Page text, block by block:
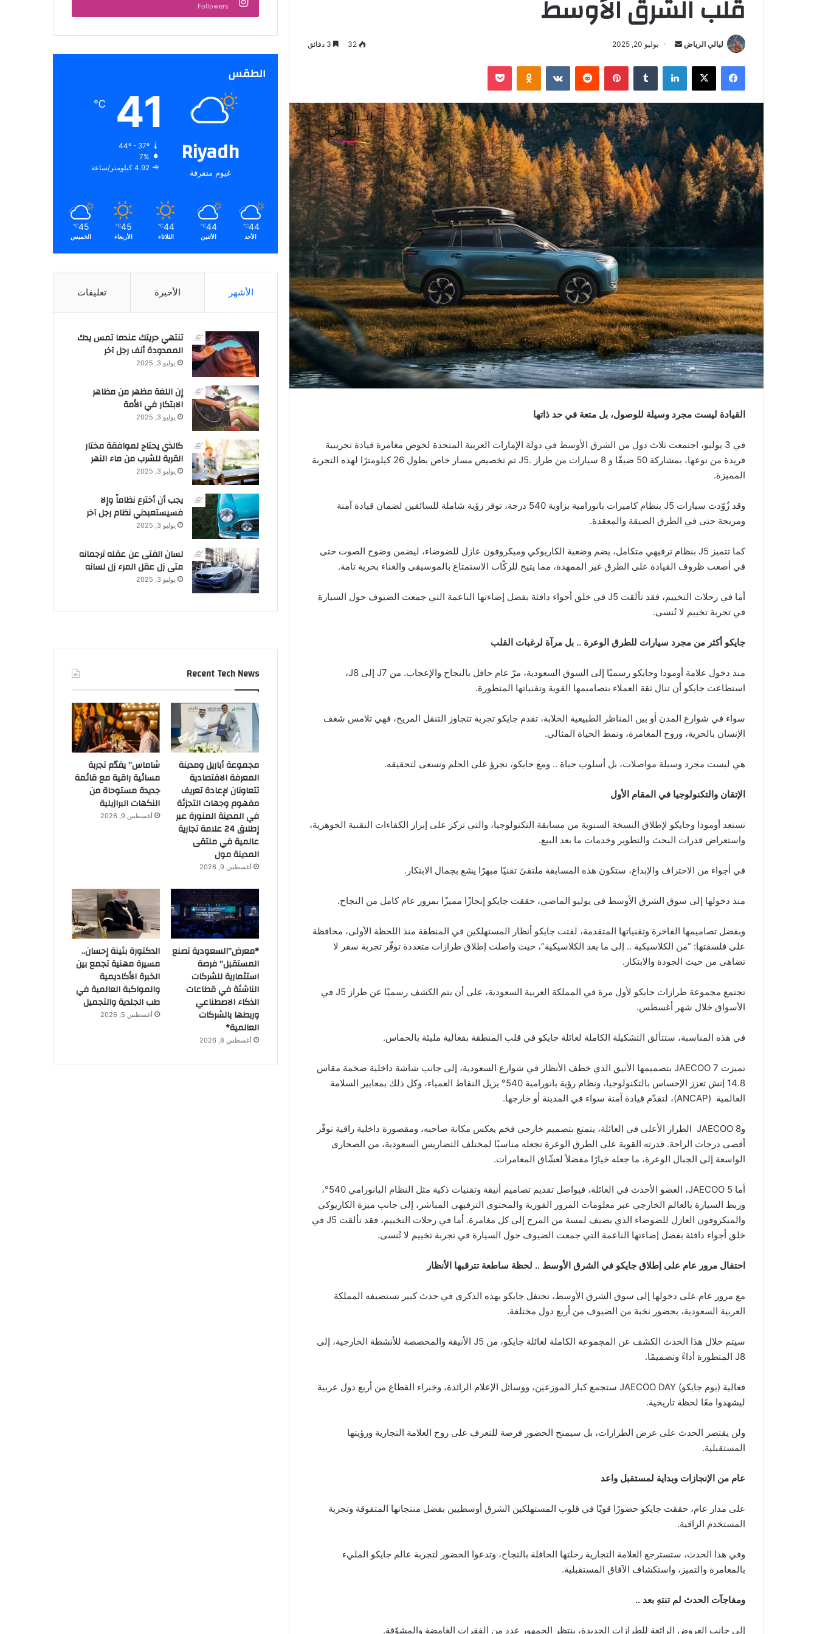
قلب الشرق الأوسط
ليالي الرياض
س
ب
د
ا
و
ي
ا
يوليو 20, 2025 32
فيسبوك لينكدإن بينتيريست
القيادة ليست مجرد وسيلة للوصول، بل متعة في حد ذاتها
في 3 يوليو، اجتمعت ثلاث دول من الشرق الأوسط في دولة الإمارات العربية المتحدة لخوض مغامرة قيادة تجريبية
فريدة من نوعها، بمشاركة 50 ضيفًا و 8 سيارات من طراز .J5 تم تخصيص مسار خاص بطول 26 كيلومترًا لهذه التجربة
المميزة.
وقد زُوّدت سيارات J5 بنظام كاميرات بانورامية بزاوية 540 درجة، توفر رؤية شاملة للسائقين لضمان قيادة آمنة
ومريحة حتى في الطرق الضيقة والمعقدة.
كما تتميز J5 بنظام ترفيهي متكامل، يضم وضعية الكاريوكي وميكروفون عازل للضوضاء، ليضمن وضوح الصوت حتى
في أصعب ظروف القيادة على الطرق غير الممهدة، مما يتيح للركّاب الاستمتاع بالموسيقى والغناء بحرية تامة.
أما في رحلات التخييم، فقد تألقت J5 في خلق أجواء دافئة بفضل إضاءتها الناعمة التي جمعت الضيوف حول السيارة
في تجربة تخييم لا تُنسى.
جايكو أكثر من مجرد سيارات للطرق الوعرة .. بل مرآة لرغبات القلب
منذ دخول علامة أومودا وجايكو رسميًا إلى السوق السعودية، مرّ عام حافل بالنجاح والإعجاب. من J7 إلى J8،
استطاعت جايكو أن تنال ثقة العملاء بتصاميمها القوية وتقنياتها المتطورة.
سواء في شوارع المدن أو بين المناظر الطبيعية الخلابة، تقدم جايكو تجربة تتجاوز التنقل المريح، فهي تلامس شغف
الإنسان بالحرية، وروح المغامرة، ونمط الحياة المثالي.
هي ليست مجرد وسيلة مواصلات، بل أسلوب حياة .. ومع جايكو، نجرؤ على الحلم ونسعى لتحقيقه.
الإتقان والتكنولوجيا في المقام الأول
تستعد أومودا وجايكو لإطلاق النسخة السنوية من مسابقة التكنولوجيا، والتي تركز على إبراز الكفاءات التقنية الجوهرية،
واستعراض قدرات البحث والتطوير وخدمات ما بعد البيع.
في أجواء من الاحتراف والإبداع، ستكون هذه المسابقة ملتقىً تقنيًا مبهرًا يشع بجمال الابتكار.
منذ دخولها إلى سوق الشرق الأوسط في يوليو الماضي، حققت جايكو إنجازًا مميزًا بمرور عام كامل من النجاح.
وبفضل تصاميمها الفاخرة وتقنياتها المتقدمة، لفتت جايكو أنظار المستهلكين في المنطقة منذ اللحظة الأولى، محافظة
على فلسفتها: “من الكلاسيكية .. إلى ما بعد الكلاسيكية”، حيث واصلت إطلاق طرازات متعددة توفّر تجربة سفر لا
تضاهى من حيث الجودة والابتكار.
تجتمع مجموعة طرازات جايكو لأول مرة في المملكة العربية السعودية، على أن يتم الكشف رسميًا عن طراز J5 في
الأسواق خلال شهر أغسطس.
في هذه المناسبة، ستتألق التشكيلة الكاملة لعائلة جايكو في قلب المنطقة بفعالية مليئة بالحماس.
تميزت JAECOO 7 بتصميمها الأنيق الذي خطف الأنظار في شوارع السعودية، إلى جانب شاشة داخلية ضخمة مقاس
14.8 إنش تعزز الإحساس بالتكنولوجيا، ونظام رؤية بانورامية 540° يزيل النقاط العمياء، وكل ذلك بمعايير السلامة
العالمية (ANCAP)، لتقدّم قيادة آمنة سواء في المدينة أو خارجها.
وJAECOO 8 الطراز الأعلى في العائلة، يتمتع بتصميم خارجي فخم يعكس مكانة صاحبه، ومقصورة داخلية راقية توفّر
أقصى درجات الراحة. قدرته القوية على الطرق الوعرة تجعله مناسبًا لمختلف التضاريس السعودية، من الصحارى
الواسعة إلى الجبال الوعرة، ما جعله خيارًا مفضلاً لعشّاق المغامرات.
أما JAECOO 5، العضو الأحدث في العائلة، فيواصل تقديم تصاميم أنيقة وتقنيات ذكية مثل النظام البانورامي 540°،
وربط السيارة بالعالم الخارجي عبر معلومات المرور الفورية والمحتوى الترفيهي المباشر، إلى جانب ميزة الكاريوكي
والميكروفون العازل للضوضاء الذي يضيف لمسة من المرح إلى كل مغامرة. أما في رحلات التخييم، فقد تألقت J5 في
خلق أجواء دافئة بفضل إضاءتها الناعمة التي جمعت الضيوف حول السيارة في تجربة تخييم لا تُنسى.
احتفال مرور عام على إطلاق جايكو في الشرق الأوسط .. لحظة ساطعة تترقبها الأنظار
مع مرور عام على دخولها إلى سوق الشرق الأوسط، تحتفل جايكو بهذه الذكرى في حدث كبير تستضيفه المملكة
العربية السعودية، بحضور نخبة من الضيوف من أربع دول مختلفة.
سيتم خلال هذا الحدث الكشف عن المجموعة الكاملة لعائلة جايكو، من J5 الأنيقة والمخصصة للأنشطة الخارجية، إلى
J8 المتطورة أداءً وتصميمًا.
فعالية (يوم جايكو) JAECOO DAY ستجمع كبار الموزعين، ووسائل الإعلام الرائدة، وخبراء القطاع من أربع دول عربية
ليشهدوا معًا لحظة تاريخية.
ولن يقتصر الحدث على عرض الطرازات، بل سيمنح الحضور فرصة للتعرف على روح العلامة التجارية ورؤيتها
المستقبلية.
عام من الإنجازات وبداية لمستقبل واعد
على مدار عام، حققت جايكو حضورًا قويًا في قلوب المستهلكين الشرق أوسطيين بفضل منتجاتها المتفوقة وتجربة
المستخدم الراقية.
وفي هذا الحدث، ستسترجع العلامة التجارية رحلتها الحافلة بالنجاح، وتدعوا الحضور لتجربة عالم جايكو المليء
بالمغامرة والتميز، واستكشاف الآفاق المستقبلية.
ومفاجآت الحدث لم تنتهِ بعد ..
إلى جانب العروض الرائعة للطرازات الجديدة، ينتظر الجمهور عدد من الفقرات الغامضة والمشوّقة.
Followers
الطقس
Riyadh
غيوم متفرقة
41
℃
44º - 37º
7%
4.92 كيلومتر/ساعة
44
℃
الأحد
44
℃
الأثنين
44
℃
الثلاثاء
45
℃
الأربعاء
45
℃
الخميس
الأشهر الأخيرة تعليقات
تنتهي حريتك عندما تمس يدك
الممدودة أنف رجل آخر
يوليو 3, 2025
إن اللغة مظهر من مظاهر
الابتكار في الأمة
يوليو 3, 2025
كالذي يحتاج لموافقة مختار
القرية للشرب من ماء النهر
يوليو 3, 2025
يجب أن أخترع نظاماً وإلا
فسيستعبدني نظام رجل آخر
يوليو 3, 2025
لسان الفتى عن عقله ترجمانه
متى زل عقل المرء زل لسانه
يوليو 3, 2025
Recent Tech News
مجموعة أباريل ومدينة
المعرفة الاقتصادية
تتعاونان لإعادة تعريف
مفهوم وجهات التجزئة
في المدينة المنورة عبر
إطلاق 24 علامة تجارية
عالمية في ملتقى
المدينة مول
أغسطس 9, 2026
شاماس” يقدّم تجربة
مسائية راقية مع قائمة
جديدة مستوحاة من
النكهات البرازيلية
أغسطس 9, 2026
*معرض”السعودية تصنع
المستقبل” فرصة
استثمارية للشركات
الناشئة في قطاعات
الذكاء الاصطناعي
وربطها بالشركات
العالمية*
أغسطس 8, 2026
الدكتورة بثينة إحسان..
مسيرة مهنية تجمع بين
الخبرة الأكاديمية
والمواكبة العالمية في
طب الجلدية والتجميل
أغسطس 5, 2026